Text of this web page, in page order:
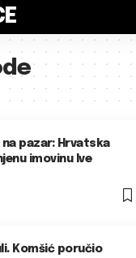
na pazar: Hrvatska
imovinu Ive
Komšić poručio